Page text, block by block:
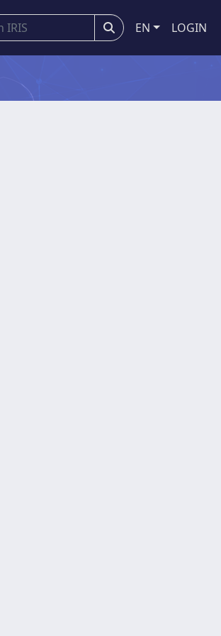
EN LOGIN